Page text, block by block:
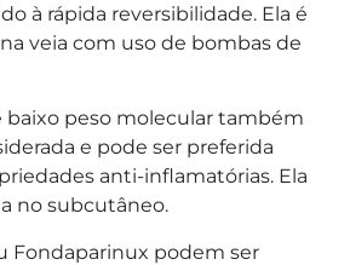
à rápida reversibilidade. Ela é
veia com uso de bombas de
baixo peso molecular também
e pode ser preferida
anti-inflamatórias. Ela
no subcutâneo.
Fondaparinux podem ser